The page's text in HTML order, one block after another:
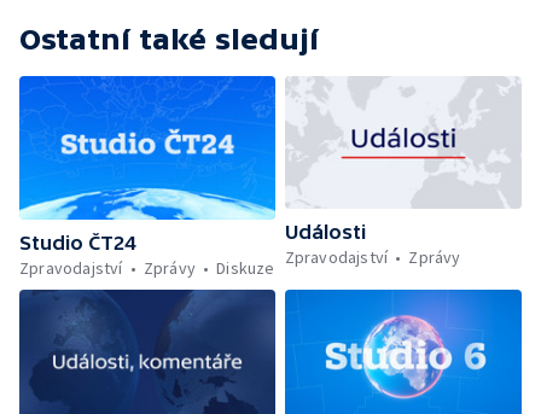
Ostatní také sledují
Studio ČT24
Zpravodajství
Zprávy Diskuze
Události
Zpravodajství
Zprávy